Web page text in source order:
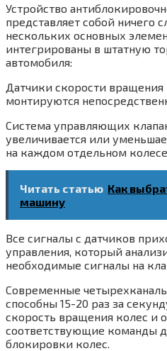
Устройство
представляет собой ничего
нескольких основных
интегрированы в штатную
автомобиля:
Датчики скорости вращения
монтируются
Система управляющих
увеличивается или
на каждом отдельном
Читать статью Как
машину
Все сигналы с датчиков
управления, который
необходимые сигналы на
Современные
способны 15-20 раз за
скорость вращения колес и
соответствующие команды
блокировки колес.